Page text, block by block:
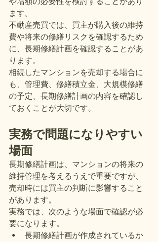
ます。
不動産売買では、買主が購入後の維持
費や将来の修繕リスクを確認するため
に、長期修繕計画を確認することがあ
ります。
相続したマンションを売却する場合に
も、管理費、修繕積立金、大規模修繕
の予定、長期修繕計画の内容を確認し
ておくことが大切です。
実務で問題になりやすい
場面
長期修繕計画は、マンションの将来の
維持管理を考えるうえで重要ですが、
売却時には買主の判断に影響すること
があります。
実務では、次のような場面で確認が必
要になります。
長期修繕計画が作成されているか